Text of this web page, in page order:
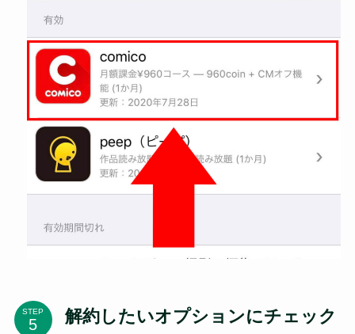
STEP
解約したいオプションにチェック